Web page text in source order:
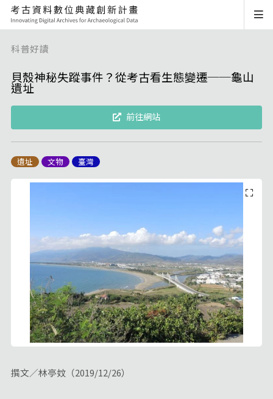
科普好讀
貝殼神秘失蹤事件？從考古看生態變遷──龜山
遺址
前往網站
遺址 文物 臺灣
撰文／林亭妏（2019/12/26）